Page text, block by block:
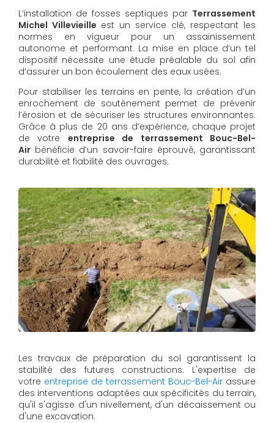
L’installation de fosses septiques par Terrassement
Michel Villevieille est un service clé, respectant les
normes en vigueur pour un assainissement
autonome et performant. La mise en place d’un tel
dispositif nécessite une étude préalable du sol afin
d’assurer un bon écoulement des eaux usées.
Pour stabiliser les terrains en pente, la création d’un
enrochement de soutènement permet de prévenir
l’érosion et de sécuriser les structures environnantes.
Grâce à plus de 20 ans d’expérience, chaque projet
de votre entreprise de terrassement Bouc-Bel-
Air bénéficie d’un savoir-faire éprouvé, garantissant
durabilité et fiabilité des ouvrages.
Les travaux de préparation du sol garantissent la
stabilité des futures constructions. L'expertise de
votre entreprise de terrassement Bouc-Bel-Air assure
des interventions adaptées aux spécificités du terrain,
qu'il s'agisse d'un nivellement, d'un décaissement ou
d'une excavation.